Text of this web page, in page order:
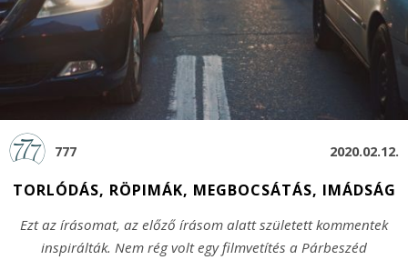
777 2020.02.12.
TORLÓDÁS, RÖPIMÁK, MEGBOCSÁTÁS, IMÁDSÁG
Ezt az írásomat, az előző írásom alatt született kommentek
inspirálták. Nem rég volt egy filmvetítés a Párbeszéd